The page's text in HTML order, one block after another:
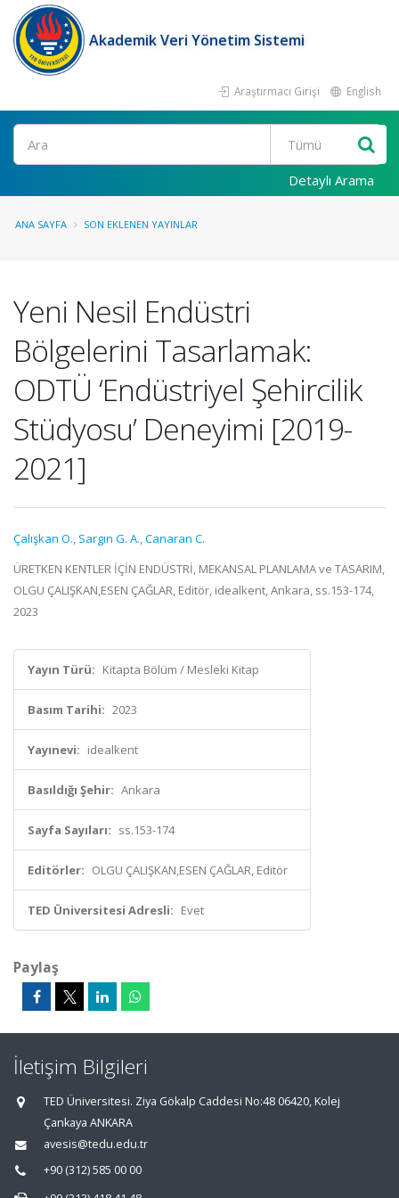
Akademik Veri Yönetim Sistemi
Araştırmacı Girişi English
Ara
Detaylı Arama
ANA SAYFA SON EKLENEN YAYINLAR
Yeni Nesil Endüstri
Bölgelerini Tasarlamak:
ODTÜ ‘Endüstriyel Şehircilik
Stüdyosu’ Deneyimi [2019-
2021]
Çalışkan O., Sargın G. A.,Canaran C.
ÜRETKEN KENTLER İÇİN ENDÜSTRİ, MEKANSAL PLANLAMA ve TASARIM,
OLGU ÇALIŞKAN,ESEN ÇAĞLAR, Editör, idealkent, Ankara, ss.153-174,
2023
Yayın Türü: Kitapta Bölüm / Mesleki Kitap
Basım Tarihi: 2023
Yayınevi: idealkent
Basıldığı Şehir: Ankara
Sayfa Sayıları: ss.153-174
Editörler: OLGU ÇALIŞKAN,ESEN ÇAĞLAR, Editör
TED Üniversitesi Adresli: Evet
Paylaş
İletişim Bilgileri
TED Üniversitesi. Ziya Gökalp Caddesi No:48 06420, Kolej
Çankaya ANKARA
avesis@tedu.edu.tr
+90 (312) 585 00 00